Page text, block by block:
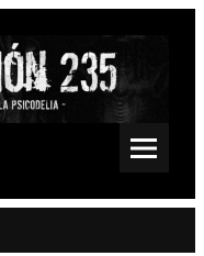
Fuzz, Space, Drone